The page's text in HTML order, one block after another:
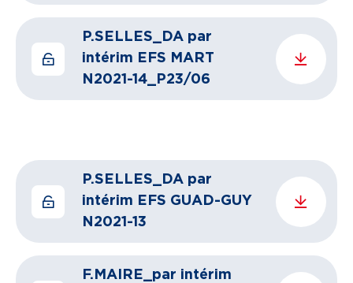
P.SELLES_DA par
intérim EFS MART
N2021-14_P23/06
P.SELLES_DA par
intérim EFS GUAD-GUY
N2021-13
F.MAIRE_par intérim